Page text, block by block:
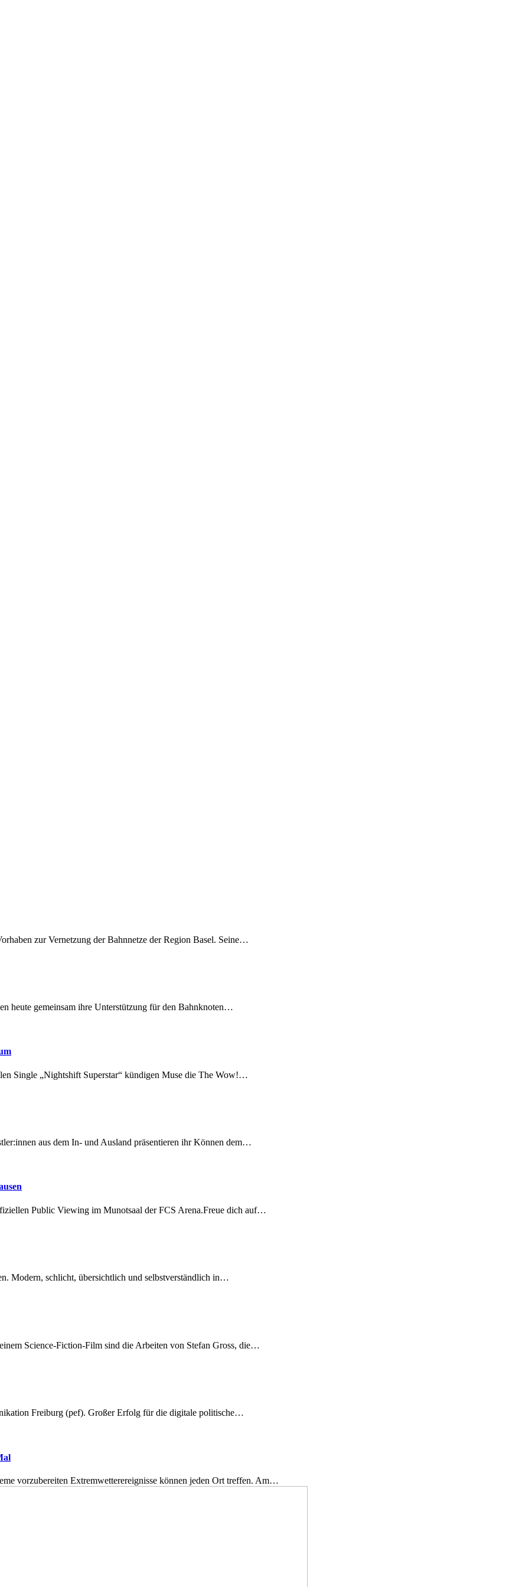
zur Vernetzung der Bahnnetze der Region Basel. Seine…
heute gemeinsam ihre Unterstützung für den Bahnknoten…
Single „Nightshift Superstar“ kündigen Muse die The Wow!…
aus dem In- und Ausland präsentieren ihr Können dem…
Public Viewing im Munotsaal der FCS Arena.Freue dich auf…
Modern, schlicht, übersichtlich und selbstverständlich in…
Science-Fiction-Film sind die Arbeiten von Stefan Gross, die…
Freiburg (pef). Großer Erfolg für die digitale politische…
vorzubereiten Extremwetterereignisse können jeden Ort treffen. Am…